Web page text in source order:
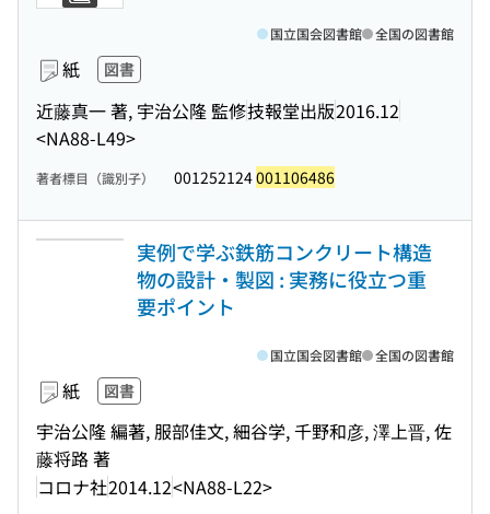
紙 図書
近藤真一 著, 宇治公隆 監修技報堂出版2016.12
<NA88-L49>
国立国会図書館 全国の図書館
著者標目（識別子） 001252124001106486
実例で学ぶ鉄筋コンクリート構造
物の設計・製図 : 実務に役立つ重
要ポイント
紙 図書
宇治公隆 編著, 服部佳文, 細谷学, 千野和彦, 澤上晋, 佐
藤将路 著
コロナ社2014.12<NA88-L22>
国立国会図書館 全国の図書館